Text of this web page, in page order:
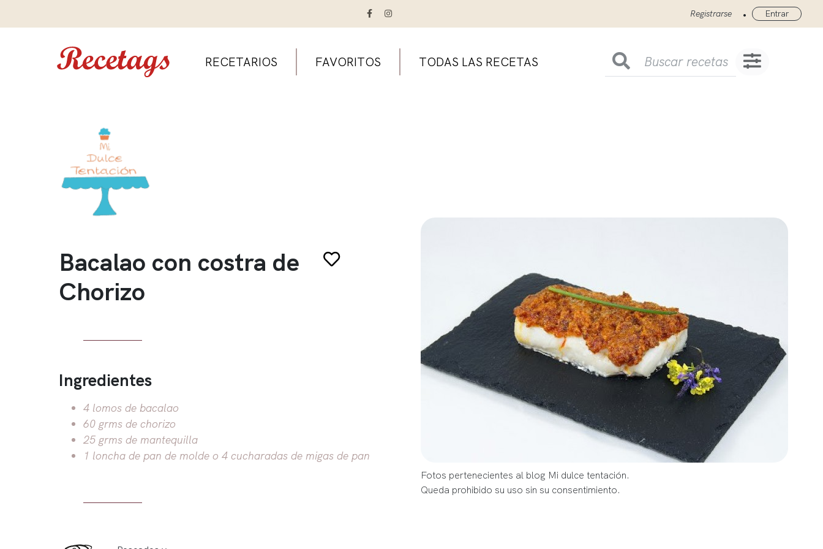
Registrarse • Entrar
RECETARIOS FAVORITOS TODAS LAS RECETAS
Bacalao con costra de
Chorizo
Ingredientes
4 lomos de bacalao
60 grms de chorizo
25 grms de mantequilla
1 loncha de pan de molde o 4 cucharadas de migas de pan
Fotos pertenecientes al blog Mi dulce tentación.
Queda prohibido su uso sin su consentimiento.